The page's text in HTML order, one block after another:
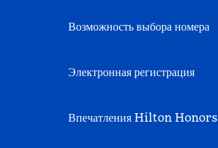
Возможность выбора номера
Электронная регистрация
Впечатления Hilton Honors